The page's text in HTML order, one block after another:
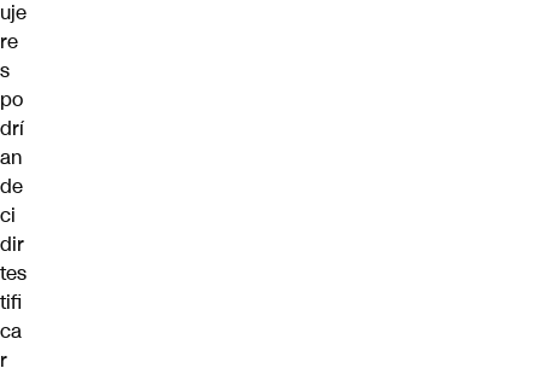
uje
re
s
po
drí
an
de
ci
dir
tes
tifi
ca
r